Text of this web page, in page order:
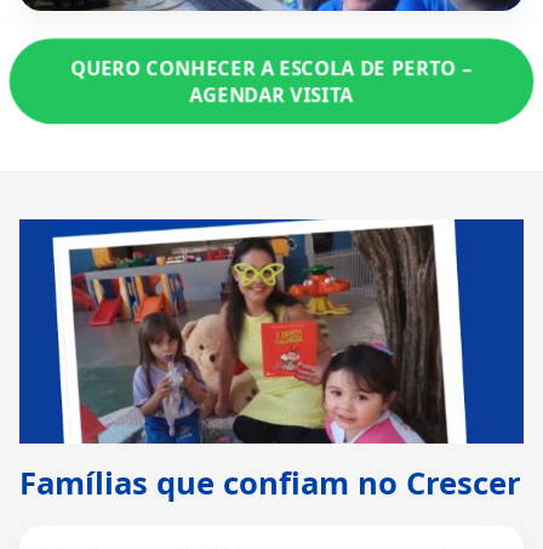
QUERO CONHECER A ESCOLA DE PERTO –
AGENDAR VISITA
Famílias que confiam no Crescer